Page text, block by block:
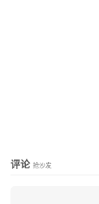
评论 抢沙发